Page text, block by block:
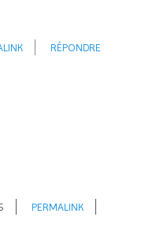
RÉPONDRE
PERMALINK